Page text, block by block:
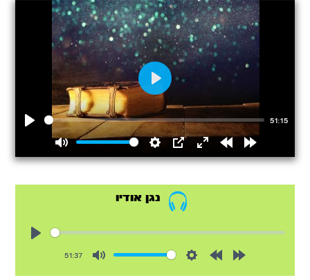
51:15
Mute Settings
PIP
EnterRewindForward
Play
נגן אודיו
51:37